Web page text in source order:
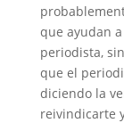
que ayudan
periodista,
que el
diciendo la
reivindicarte